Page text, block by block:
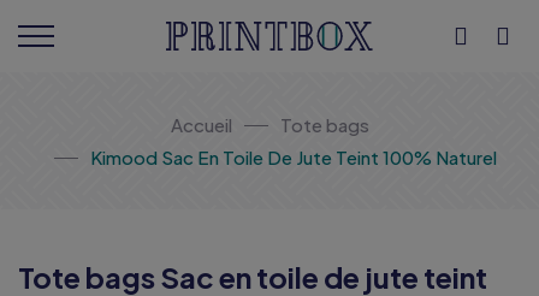
Accueil
Tote bags
Kimood Sac En Toile De Jute Teint 100% Naturel
Tote bags Sac en toile de jute teint